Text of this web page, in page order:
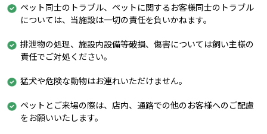
ペット同士のトラブル、ペットに関するお客様同士のトラブル
については、当施設は一切の責任を負いかねます。
排泄物の処理、施設内設備等破損、傷害については飼い主様の
責任でご対処ください。
猛犬や危険な動物はお連れいただけません。
ペットとご来場の際は、店内、通路での他のお客様へのご配慮
をお願いいたします。